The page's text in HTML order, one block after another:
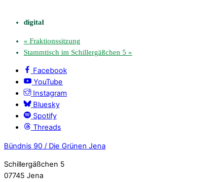
digital
« Fraktionssitzung
Stammtisch im Schillergäßchen 5 »
Facebook
YouTube
Instagram
Bluesky
Spotify
Threads
Bündnis 90 / Die Grünen Jena
Schillergäßchen 5
07745 Jena